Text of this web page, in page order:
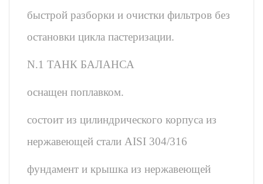
быстрой разборки и очистки фильтров без
остановки цикла пастеризации.
N.1 ТАНК БАЛАНСА
оснащен поплавком.
состоит из цилиндрического корпуса из
нержавеющей стали AISI 304/316
фундамент и крышка из нержавеющей